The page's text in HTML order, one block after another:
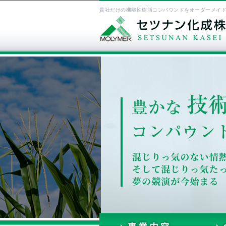
貴社だけの機能性樹脂コンパウンドをオーダーメイド